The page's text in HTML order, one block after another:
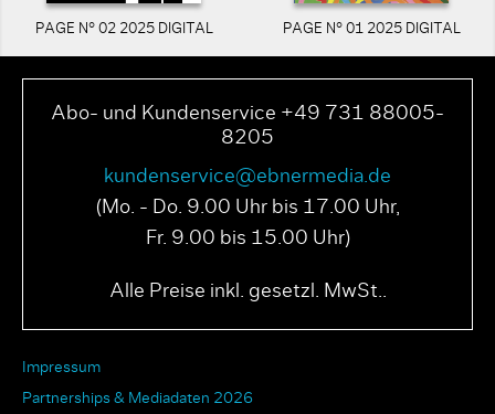
PAGE N° 02 2025 DIGITAL PAGE N° 01 2025 DIGITAL
Abo- und Kundenservice +49 731 88005-
8205
kundenservice@ebnermedia.de
(Mo. - Do. 9.00 Uhr bis 17.00 Uhr,
Fr. 9.00 bis 15.00 Uhr)
Alle Preise inkl. gesetzl. MwSt..
Impressum
Partnerships & Mediadaten 2026